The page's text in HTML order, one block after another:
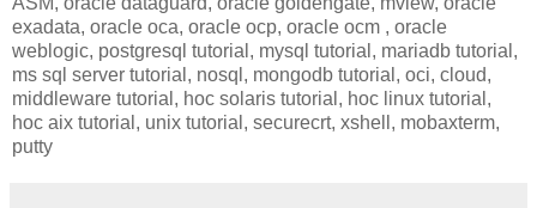
exadata, oracle oca, oracle ocp, oracle ocm , oracle
weblogic, postgresql tutorial, mysql tutorial, mariadb tutorial,
ms sql server tutorial, nosql, mongodb tutorial, oci, cloud,
middleware tutorial, hoc solaris tutorial, hoc linux tutorial,
hoc aix tutorial, unix tutorial, securecrt, xshell, mobaxterm,
putty